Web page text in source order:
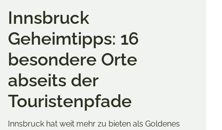
Innsbruck
Geheimtipps: 16
besondere Orte
abseits der
Touristenpfade
Innsbruck hat weit mehr zu bieten als Goldenes